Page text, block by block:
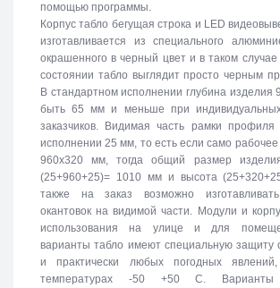
помощью программы.
Корпус табло бегущая строка и LED
изготавливается из специального
окрашенного в черный цвет и в таком
состоянии табло выглядит просто черным
В стандартном исполнении глубина изделия
быть 65 мм и меньше при индивидуальных
заказчиков. Видимая часть рамки профиля
исполнении 25 мм, то есть если само
960х320 мм, тогда общий размер
(25+960+25)= 1010 мм и высота
также на заказ возможно
окантовок на видимой части. Модули и
использования на улице и для
варианты табло имеют специальную защиту
и практически любых погодных
температурах -50 +50 C. Варианты